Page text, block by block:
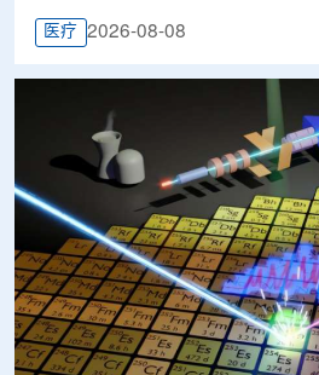
医疗 2026-08-08